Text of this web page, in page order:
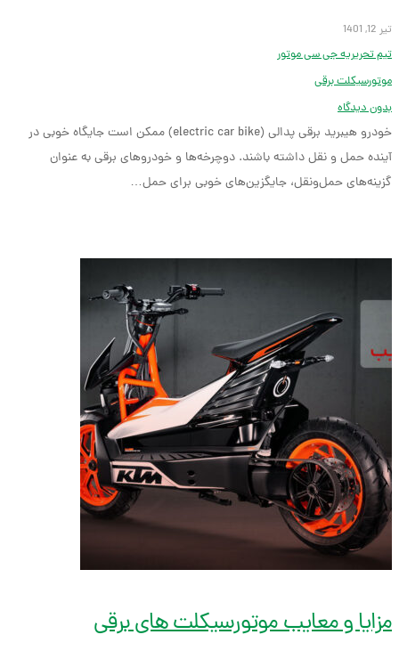
تیر 12, 1401
تیم تحریریه جی سی موتور
موتورسیکلت برقی
بدون دیدگاه
خودرو هیبرید برقی پدالی (electric car bike) ممکن است جایگاه خوبی در
آینده حمل و نقل داشته باشند. دوچرخه‌ها و خودروهای برقی به عنوان
گزینه‌های حمل‌ونقل، جایگزین‌های خوبی برای حمل…
مزایا و معایب موتورسیکلت های برقی